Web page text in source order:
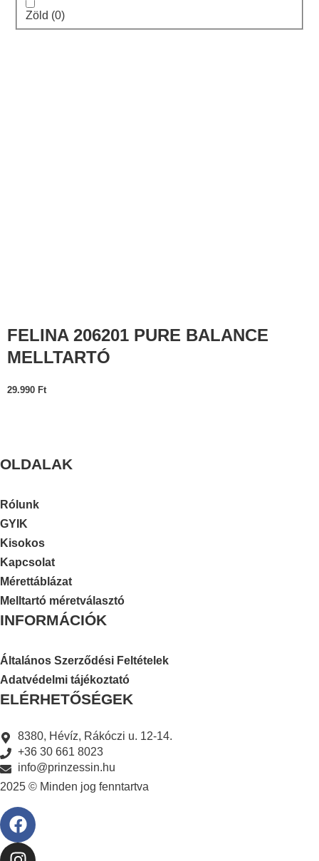
Zöld (0)
FELINA 206201 PURE BALANCE
MELLTARTÓ
29.990 Ft
OLDALAK
Rólunk
GYIK
Kisokos
Kapcsolat
Mérettáblázat
Melltartó méretválasztó
INFORMÁCIÓK
Általános Szerződési Feltételek
Adatvédelmi tájékoztató
ELÉRHETŐSÉGEK
8380, Hévíz, Rákóczi u. 12-14.
+36 30 661 8023
info@prinzessin.hu
2025 © Minden jog fenntartva